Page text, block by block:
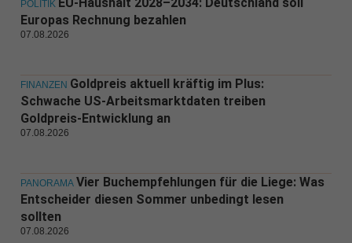
POLITIK
Europas Rechnung bezahlen
07.08.2026
FINANZEN Goldpreis aktuell kräftig im Plus:
Schwache US-Arbeitsmarktdaten treiben
Goldpreis-Entwicklung an
07.08.2026
PANORAMA Vier Buchempfehlungen für die Liege: Was
Entscheider diesen Sommer unbedingt lesen
sollten
07.08.2026